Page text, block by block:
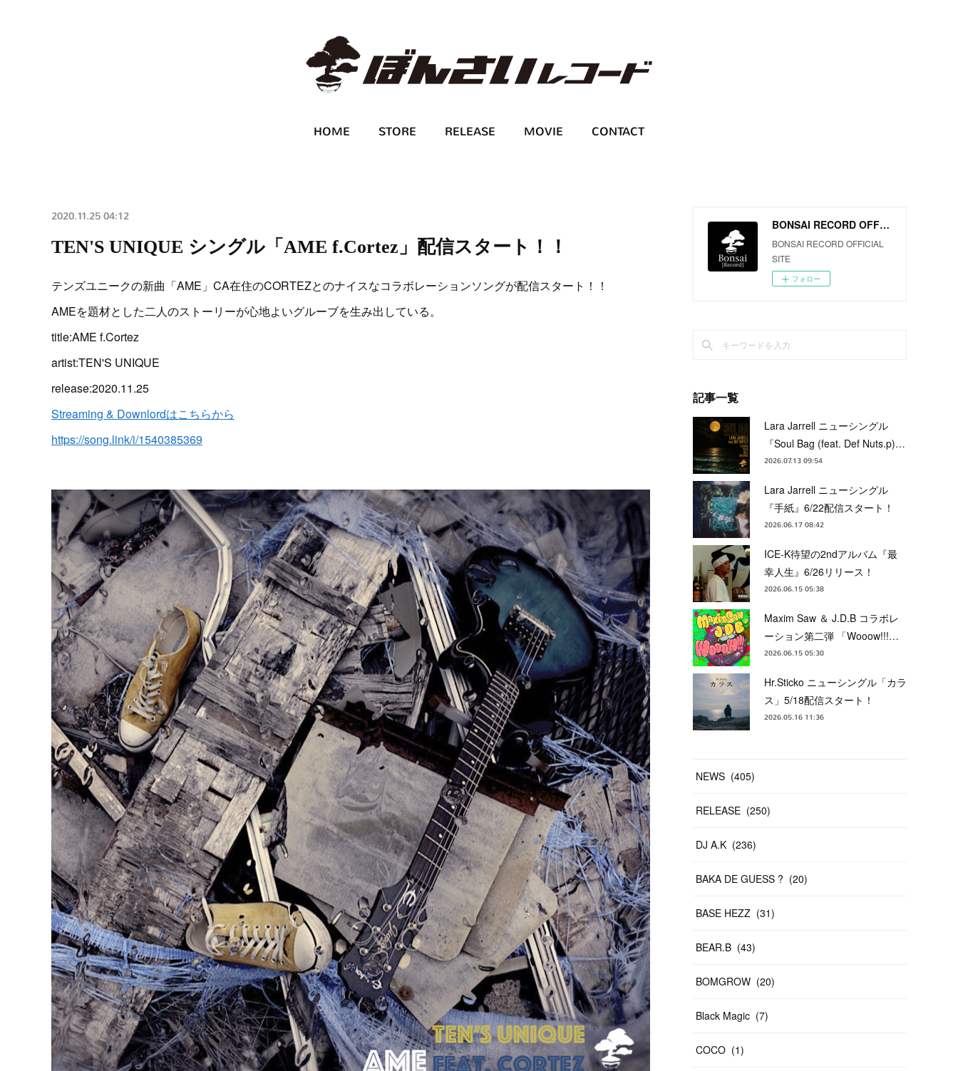
HOME STORE RELEASE MOVIE CONTACT
2020.11.25 04:12
TEN'S UNIQUE シングル「AME f.Cortez」配信スタート！！
テンズユニークの新曲「AME」CA在住のCORTEZとのナイスなコラボレーションソングが配信スタート！！
AMEを題材とした二人のストーリーが心地よいグルーブを生み出している。
title:AME f.Cortez
artist:TEN'S UNIQUE
release:2020.11.25
Streaming & Downlordはこちらから
https://song.link/i/1540385369
BONSAI RECORD OFFICIAL SITE
BONSAI RECORD OFFICIAL
SITE
フォロー
記事一覧
Lara Jarrell ニューシングル
『Soul Bag (feat. Def Nuts.p)…
2026.07.13 09:54
Lara Jarrell ニューシングル
『手紙』6/22配信スタート！
2026.06.17 08:42
ICE-K待望の2ndアルバム『最
幸人生』6/26リリース！
2026.06.15 05:38
Maxim Saw ＆ J.D.B コラボレ
ーション第二弾 「Wooow!!!…
2026.06.15 05:30
Hr.Sticko ニューシングル「カラ
ス」5/18配信スタート！
2026.05.16 11:36
NEWS (405)
RELEASE (250)
DJ A.K (236)
BAKA DE GUESS ? (20)
BASE HEZZ (31)
BEAR.B (43)
BOMGROW (20)
Black Magic (7)
COCO (1)